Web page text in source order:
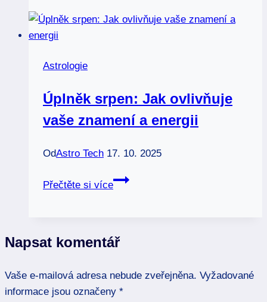
astrologii:
Astrologie
Úplněk srpen: Jak ovlivňuje
vaše znamení a energii
OdAstro Tech 17. 10. 2025
Přečtěte si více
Úplněk
vaše
a
energii
Napsat komentář
Vaše e-mailová adresa nebude zveřejněna. Vyžadované
informace jsou označeny *